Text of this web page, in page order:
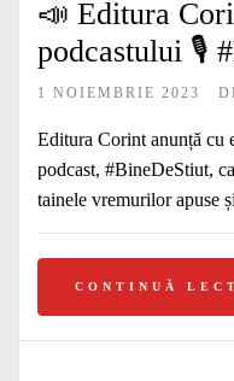
📣 Editura
podcastului 🎙️
1 NOIEMBRIE 2023
Editura Corint anunță cu
podcast, #BineDeStiut,
tainele vremurilor apuse
CONTINUĂ